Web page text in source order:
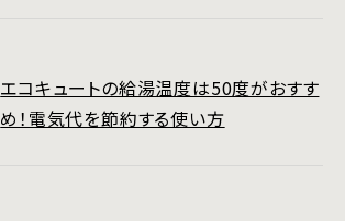
エコキュートの給湯温度は50度がおすす
め！電気代を節約する使い方